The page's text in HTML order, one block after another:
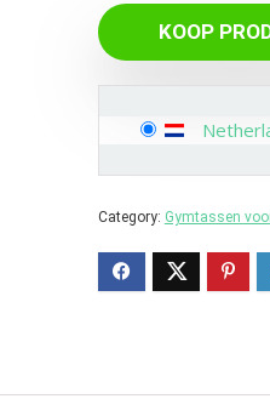
KOOP
Category: Gymtassen